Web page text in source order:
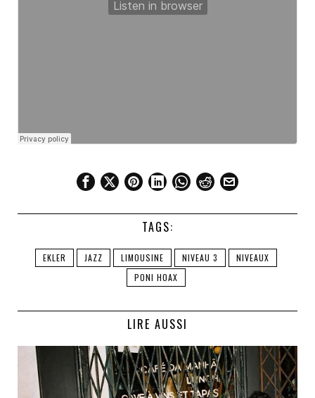
TAGS:
EKLER JAZZ LIMOUSINE NIVEAU 3
NIVEAUX
PONI HOAX
LIRE AUSSI